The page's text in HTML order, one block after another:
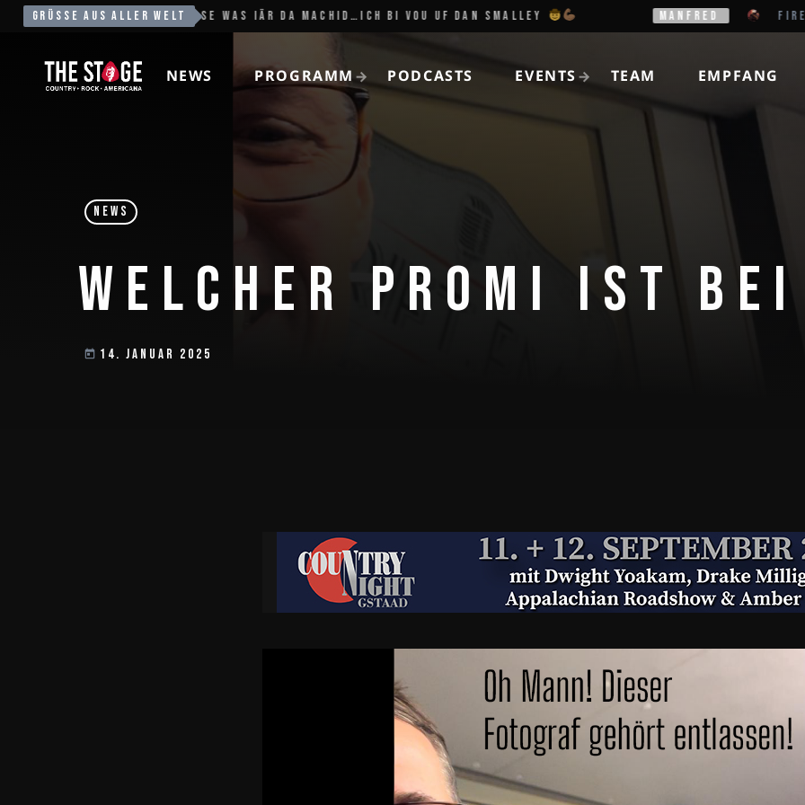
GRÜSSE AUS ALLER WELT
IT DOWN EXTRAKLASSE WAS IÄR DA MACHID…ICH BI VOU UF DAN SMALLEY MANFRED
NEWS PROGRAMM PODCASTS EVENTS TEAM EMPFANG
NEWS
WELCHER PROMI IST
today 14. JANUAR 2025